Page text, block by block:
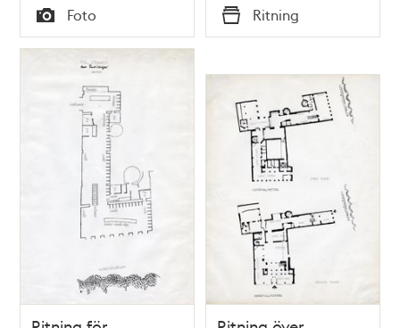
Tid
Typ
Foto Tid
Typ
Ritning